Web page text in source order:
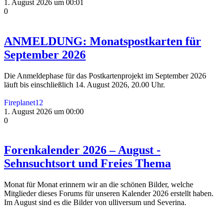
1. August 2026 um 00:01
0
ANMELDUNG: Monatspostkarten für
September 2026
Die Anmeldephase für das Postkartenprojekt im September 2026
läuft bis einschließlich 14. August 2026, 20.00 Uhr.
Fireplanet12
1. August 2026 um 00:00
0
Forenkalender 2026 – August -
Sehnsuchtsort und Freies Thema
Monat für Monat erinnern wir an die schönen Bilder, welche
Mitglieder dieses Forums für unseren Kalender 2026 erstellt haben.
Im August sind es die Bilder von ulliversum und Severina.